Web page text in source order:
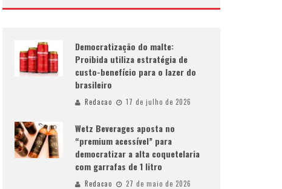
Democratização do malte:
Proibida utiliza estratégia de
custo-benefício para o lazer do
brasileiro
Redacao 17 de julho de 2026
Wetz Beverages aposta no
“premium acessível” para
democratizar a alta coquetelaria
com garrafas de 1 litro
Redacao 27 de maio de 2026